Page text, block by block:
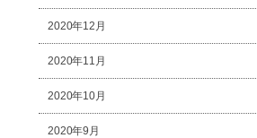
2020年12月
2020年11月
2020年10月
2020年9月